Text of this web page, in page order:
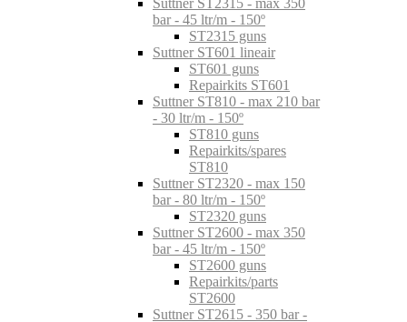
Suttner ST2315 - max 350
bar - 45 ltr/m - 150º
ST2315 guns
Suttner ST601 lineair
ST601 guns
Repairkits ST601
Suttner ST810 - max 210 bar
- 30 ltr/m - 150º
ST810 guns
Repairkits/spares
ST810
Suttner ST2320 - max 150
bar - 80 ltr/m - 150º
ST2320 guns
Suttner ST2600 - max 350
bar - 45 ltr/m - 150º
ST2600 guns
Repairkits/parts
ST2600
Suttner ST2615 - 350 bar -